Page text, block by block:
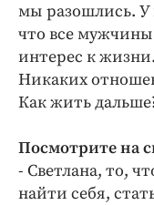
мы разошлись. У
что все мужчины
интерес к
Никаких
Как жить
Посмотрите на
- Светлана, то,
найти себя,